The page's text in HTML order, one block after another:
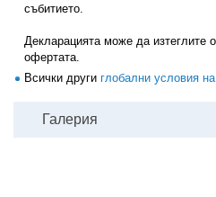
събитието.
Декларацията може да изтеглите
офертата.
Всички други глобални условия
Галерия